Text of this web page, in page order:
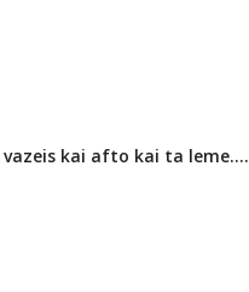
vazeis kai afto kai ta leme....